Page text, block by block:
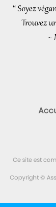
“ Soyez
Trouvez
~
Ce site est
Copyright ©